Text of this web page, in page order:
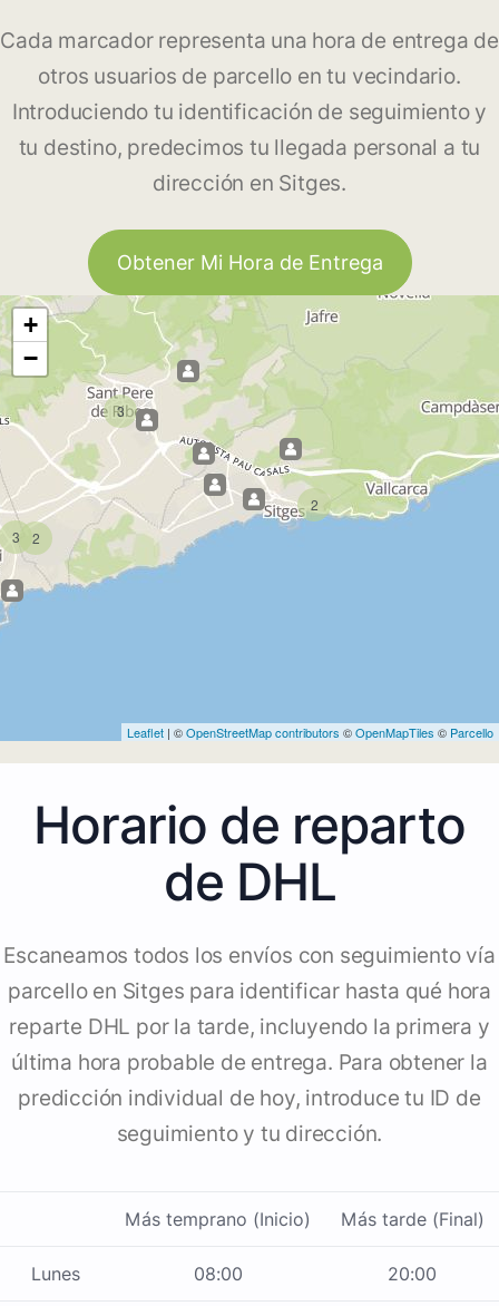
Cada marcador representa una hora de entrega de
otros usuarios de parcello en tu vecindario.
Introduciendo tu identificación de seguimiento y
tu destino, predecimos tu llegada personal a tu
dirección en Sitges.
Obtener Mi Hora de Entrega
2
2
3
3
+
−
Leaflet | ©OpenStreetMap contributors ©OpenMapTiles © Parcello
Horario de reparto
de DHL
Escaneamos todos los envíos con seguimiento vía
parcello en Sitges para identificar hasta qué hora
reparte DHL por la tarde, incluyendo la primera y
última hora probable de entrega. Para obtener la
predicción individual de hoy, introduce tu ID de
seguimiento y tu dirección.
Más temprano (Inicio) Más tarde (Final)
Lunes 08:00 20:00